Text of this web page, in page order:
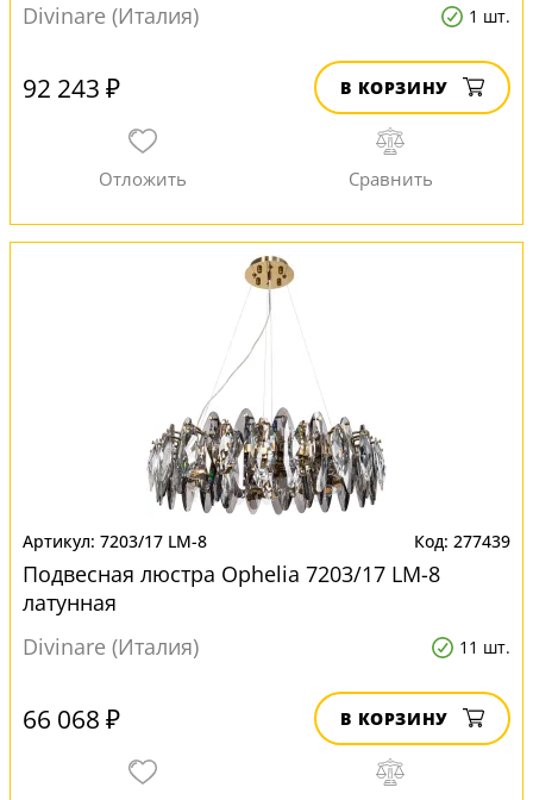
Divinare (Италия)
1 шт.
92 243 ₽ В КОРЗИНУ
7203/17 LM-8 277439
Подвесная люстра Ophelia 7203/17 LM-8
латунная
Divinare (Италия)
11 шт.
66 068 ₽ В КОРЗИНУ